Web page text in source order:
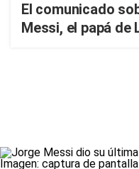
El comunicado
Messi, el papá de